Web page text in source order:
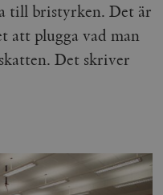
till bristyrken. Det är
att plugga vad man
Det skriver